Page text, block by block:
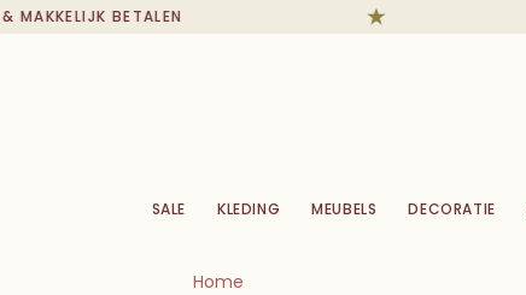
BETALEN
SALE KLEDING MEUBELS DECORATIE
Home